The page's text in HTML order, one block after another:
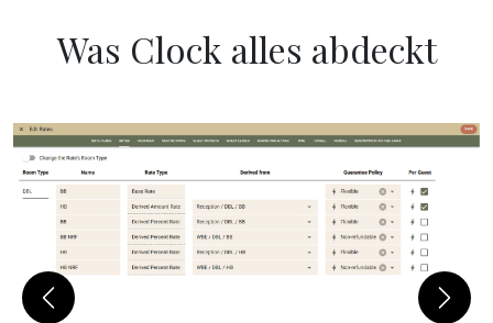
Was Clock alles abdeckt
Previous Next